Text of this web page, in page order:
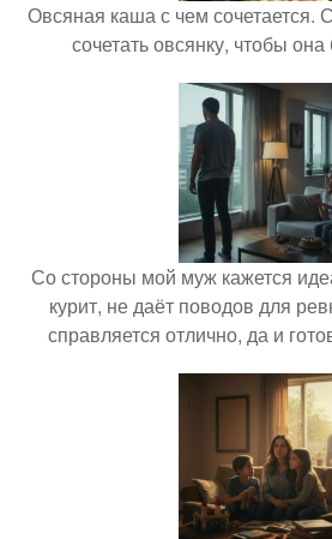
Овсяная каша с чем сочетается.
сочетать овсянку, чтобы
Со стороны мой муж кажется
курит, не даёт поводов для
справляется отлично, да и